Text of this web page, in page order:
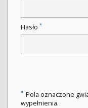
Hasło *
* Pola oznaczone
wypełnienia.